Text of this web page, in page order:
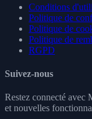
Conditions
Politique de
Politique de
Politique de
RGPD
Suivez-nous
Restez connecté avec
et nouvelles